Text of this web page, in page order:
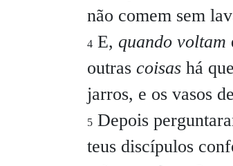
não comem sem
4 E, quando voltam
outras coisas há
jarros, e os vasos
5 Depois
teus discípulos